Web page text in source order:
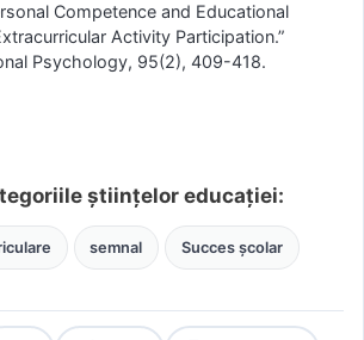
Competence and Educational
Activity Participation.”
Psychology, 95(2), 409-418.
științelor educației:
semnal Succes școlar